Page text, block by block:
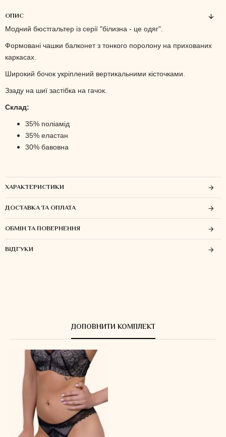
ОПИС
Модний бюстгальтер із серії "білизна - це одяг".
Формовані чашки балконет з тонкого поролону на прихованих
каркасах.
Широкий бочок укріплений вертикальними кісточками.
Ззаду на шиї застібка на гачок.
Склад:
35% поліамід
35% еластан
30% бавовна
ХАРАКТЕРИСТИКИ
ДОСТАВКА ТА ОПЛАТА
ОБМІН ТА ПОВЕРНЕННЯ
ВІДГУКИ
ДОПОВНИТИ КОМПЛЕКТ